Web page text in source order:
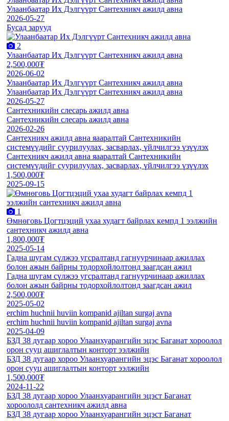
Улаанбаатар Их Дэлгүүрт Сантехникч ажилд авна
2026-05-27
Бусад зарууд
2
Улаанбаатар Их Дэлгүүрт Сантехникч ажилд авна
2,500,000₮
2026-06-02
Улаанбаатар Их Дэлгүүрт Сантехникч ажилд авна
Улаанбаатар Их Дэлгүүрт Сантехникч ажилд авна
2026-05-27
Сантехникийн слесарь ажилд авна
Сантехникийн слесарь ажилд авна
2026-02-26
Сантехникч ажилд авна яааралтай Сантехникийн
системүүдийг суурилуулах, засварлах, үйлчилгээ үзүүлэх
Сантехникч ажилд авна яааралтай Сантехникийн
системүүдийг суурилуулах, засварлах, үйлчилгээ үзүүлэх
1,500,000₮
2025-09-15
1
Өмнөговь Цогтцэций ухаа худагт байрлах кемпд 1 ээлжийн
сантехникч ажилд авна
1,800,000₮
2025-05-14
Гадна шугам сүлжээ угсралтанд гагнуурчинаар ажиллах
болон ажын байрны тодорхойлолтонд заагдсан ажил
Гадна шугам сүлжээ угсралтанд гагнуурчинаар ажиллах
болон ажын байрны тодорхойлолтонд заагдсан ажил
2,500,000₮
2025-05-02
erchim huchnii huviin kompanid ajiltan surgaj avna
erchim huchnii huviin kompanid ajiltan surgaj avna
2025-04-09
БЗД 38 дугаар хороо Улаанхуарангийн эцэс Баганат хороолол
орон сууц ашиглалтын конторт ээлжийн
БЗД 38 дугаар хороо Улаанхуарангийн эцэс Баганат хороолол
орон сууц ашиглалтын конторт ээлжийн
1,500,000₮
2024-11-22
БЗД 38 дугаар хороо Улаанхуарангийн эцэст Баганат
хороололд сантехникч ажилд авна
БЗД 38 дугаар хороо Улаанхуарангийн эцэст Баганат